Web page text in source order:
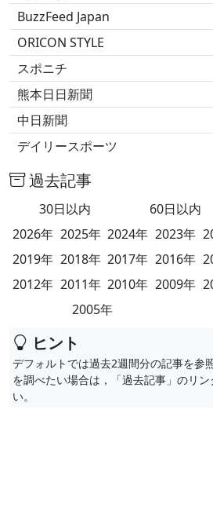
BuzzFeed Japan
ORICON STYLE
スポニチ
熊本日日新聞
中日新聞
デイリースポーツ
過去記事
30日以内 60日以内
2026年 2025年 2024年 2023年
2019年 2018年 2017年 2016年
2012年 2011年 2010年 2009年
2005年
ヒント
デフォルトでは過去2週間分の記事を参
を調べたい場合は，「過去記事」のリ
い。